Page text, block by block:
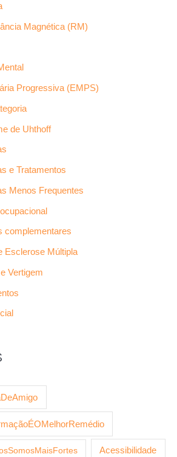
Magnética (RM)
Progressiva (EMPS)
de Uhthoff
e Tratamentos
Menos Frequentes
complementares
Esclerose Múltipla
Vertigem
Acessibilidade